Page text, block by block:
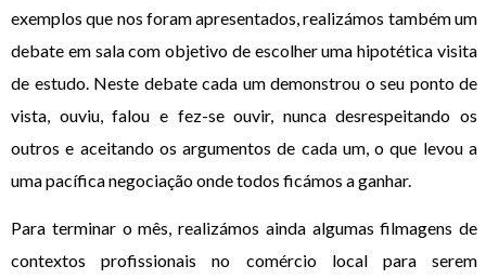
exemplos que nos foram apresentados, realizámos também um
debate em sala com objetivo de escolher uma hipotética visita
de estudo. Neste debate cada um demonstrou o seu ponto de
vista, ouviu, falou e fez-se ouvir, nunca desrespeitando os
outros e aceitando os argumentos de cada um, o que levou a
uma pacífica negociação onde todos ficámos a ganhar.
Para terminar o mês, realizámos ainda algumas filmagens de
contextos profissionais no comércio local para serem